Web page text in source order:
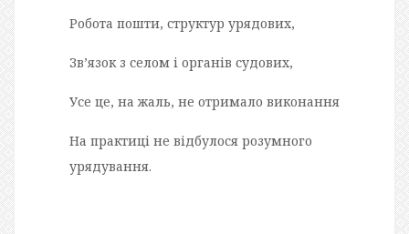
Робота пошти, структур урядових,
Зв’язок з селом і органів судових,
Усе це, на жаль, не отримало виконання
На практиці не відбулося розумного
урядування.